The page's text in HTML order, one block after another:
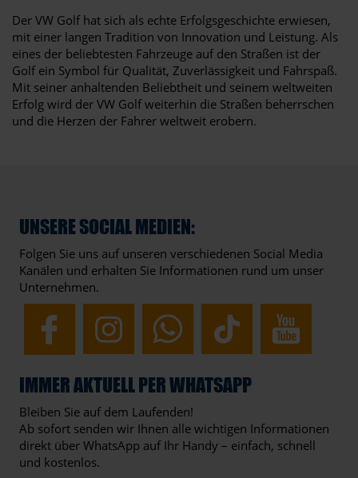
Der VW Golf hat sich als echte Erfolgsgeschichte erwiesen,
mit einer langen Tradition von Innovation und Leistung. Als
eines der beliebtesten Fahrzeuge auf den Straßen ist der
Golf ein Symbol für Qualität, Zuverlässigkeit und Fahrspaß.
Mit seiner anhaltenden Beliebtheit und seinem weltweiten
Erfolg wird der VW Golf weiterhin die Straßen beherrschen
und die Herzen der Fahrer weltweit erobern.
UNSERE SOCIAL MEDIEN:
Folgen Sie uns auf unseren verschiedenen Social Media
Kanälen und erhalten Sie Informationen rund um unser
Unternehmen.
IMMER AKTUELL PER WHATSAPP
Bleiben Sie auf dem Laufenden!
Ab sofort senden wir Ihnen alle wichtigen Informationen
direkt über WhatsApp auf Ihr Handy – einfach, schnell
und kostenlos.